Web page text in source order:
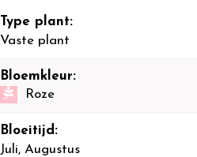
Type plant:
Vaste plant
Bloemkleur:
Roze
Bloeitijd:
Juli, Augustus